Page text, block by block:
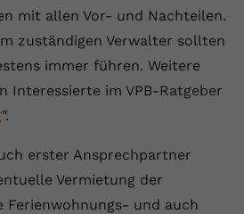
mit allen Vor- und Nachteilen.
zuständigen Verwalter sollten
immer führen. Weitere
Interessierte im VPB-Ratgeber
".
erster Ansprechpartner
Vermietung der
Ferienwohnungs- und auch